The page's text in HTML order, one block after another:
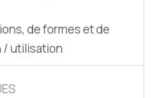
de formeset de
/ utilisation